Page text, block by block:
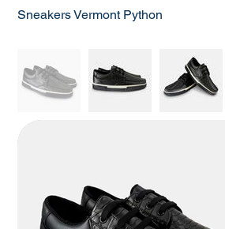
Sneakers Vermont Python